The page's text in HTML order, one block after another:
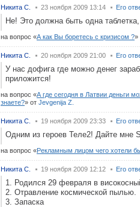
Никита С. 23 ноября 2009 13:14 Его
Не! Это должна быть одна
на вопрос А как Вы боретесь с кризисом ?
Никита С. 20 ноября 2009 21:00 Его
У нас дофига где можно денег
приложится!
на вопрос
А где сегодня в Латвии деньги
знаете?
от Jevgenija Z.
Никита С. 19 ноября 2009 23:33 Его
Одним из героев Теле2! Дайте мне
на вопрос Рекламным лицом чего хотели
Никита С. 19 ноября 2009 12:12 Его
1. Родился 29 февраля в
2. Отравление космической пылью.
3. Запаска